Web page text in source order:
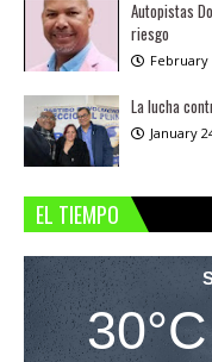
Autopistas
riesgo
February
La lucha
January
EL TIEMPO
30°C